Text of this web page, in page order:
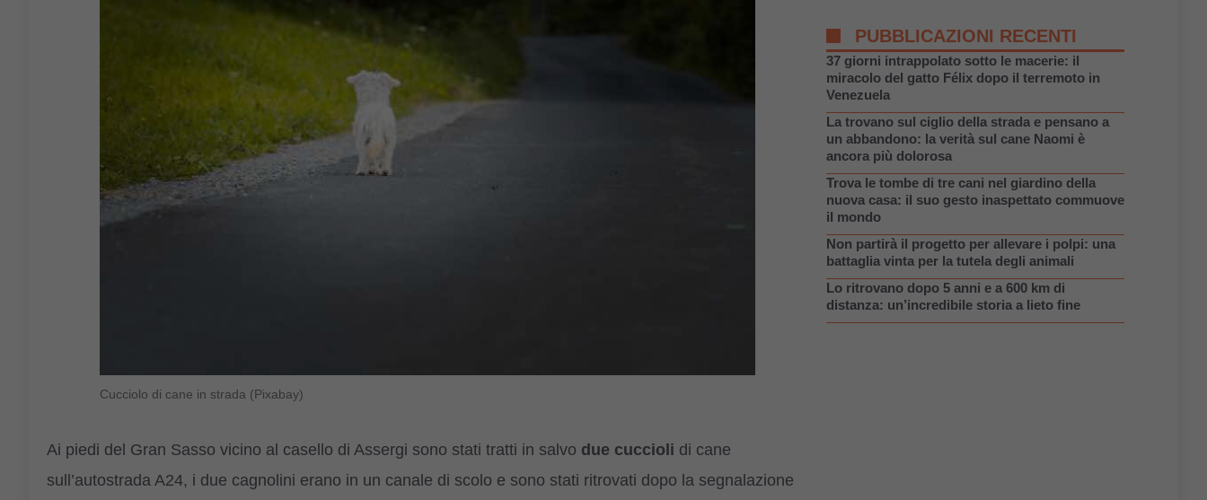
Cucciolo di cane in strada (Pixabay)
Ai piedi del Gran Sasso vicino al casello di Assergi sono stati tratti in salvo due cuccioli di cane
sull’autostrada A24, i due cagnolini erano in un canale di scolo e sono stati ritrovati dopo la segnalazione
PUBBLICAZIONI RECENTI
37 giorni intrappolato sotto le macerie: il
miracolo del gatto Félix dopo il terremoto in
Venezuela
La trovano sul ciglio della strada e pensano a
un abbandono: la verità sul cane Naomi è
ancora più dolorosa
Trova le tombe di tre cani nel giardino della
nuova casa: il suo gesto inaspettato commuove
il mondo
Non partirà il progetto per allevare i polpi: una
battaglia vinta per la tutela degli animali
Lo ritrovano dopo 5 anni e a 600 km di
distanza: un’incredibile storia a lieto fine